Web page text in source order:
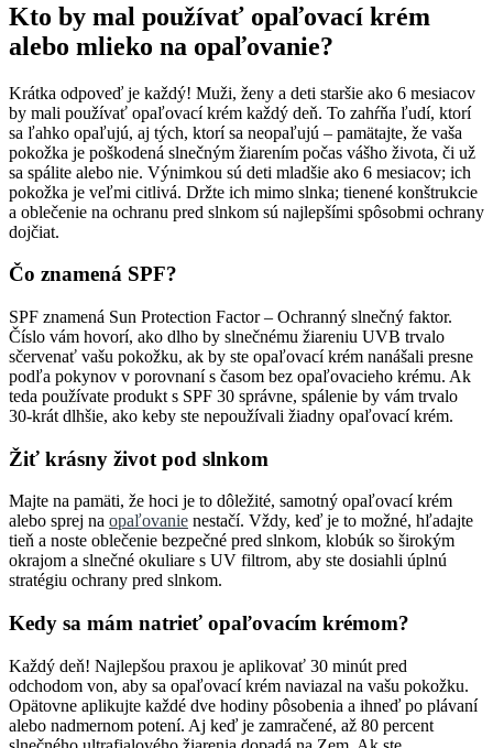
Kto by mal používať opaľovací krém
alebo mlieko na opaľovanie?
Krátka odpoveď je každý! Muži, ženy a deti staršie ako 6 mesiacov
by mali používať opaľovací krém každý deň. To zahŕňa ľudí, ktorí
sa ľahko opaľujú, aj tých, ktorí sa neopaľujú – pamätajte, že vaša
pokožka je poškodená slnečným žiarením počas vášho života, či už
sa spálite alebo nie. Výnimkou sú deti mladšie ako 6 mesiacov; ich
pokožka je veľmi citlivá. Držte ich mimo slnka; tienené konštrukcie
a oblečenie na ochranu pred slnkom sú najlepšími spôsobmi ochrany
dojčiat.
Čo znamená SPF?
SPF znamená Sun Protection Factor – Ochranný slnečný faktor.
Číslo vám hovorí, ako dlho by slnečnému žiareniu UVB trvalo
sčervenať vašu pokožku, ak by ste opaľovací krém nanášali presne
podľa pokynov v porovnaní s časom bez opaľovacieho krému. Ak
teda používate produkt s SPF 30 správne, spálenie by vám trvalo
30-krát dlhšie, ako keby ste nepoužívali žiadny opaľovací krém.
Žiť krásny život pod slnkom
Majte na pamäti, že hoci je to dôležité, samotný opaľovací krém
alebo sprej na opaľovanie nestačí. Vždy, keď je to možné, hľadajte
tieň a noste oblečenie bezpečné pred slnkom, klobúk so širokým
okrajom a slnečné okuliare s UV filtrom, aby ste dosiahli úplnú
stratégiu ochrany pred slnkom.
Kedy sa mám natrieť opaľovacím krémom?
Každý deň! Najlepšou praxou je aplikovať 30 minút pred
odchodom von, aby sa opaľovací krém naviazal na vašu pokožku.
Opätovne aplikujte každé dve hodiny pôsobenia a ihneď po plávaní
alebo nadmernom potení. Aj keď je zamračené, až 80 percent